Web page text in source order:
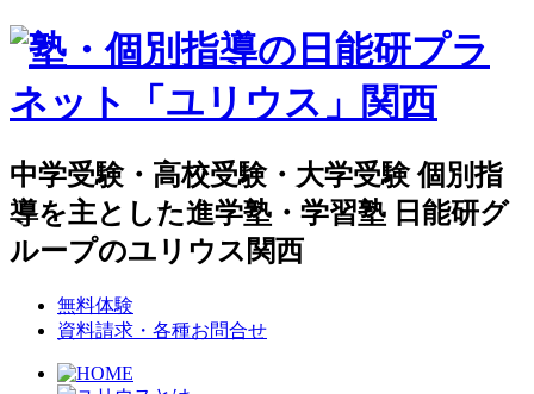
中学受験・高校受験・大学受験 個別指
導を主とした進学塾・学習塾 日能研グ
ループのユリウス関西
無料体験
資料請求・各種お問合せ